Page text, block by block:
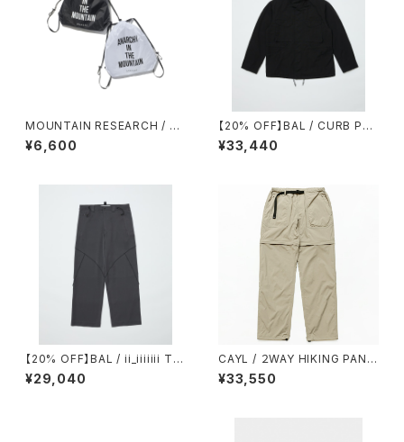
MOUNTAIN RESEARCH / W
ANDER PACK
¥6,600
【20% OFF】BAL / CURB PO
CKET FIELD JACKET
¥33,440
【20% OFF】BAL / ii_iiiiiii TE
CHNICAL WOOL TROUSER
¥29,040
CAYL / ２WAY HIKING PANT
S（BEIGE）
¥33,550